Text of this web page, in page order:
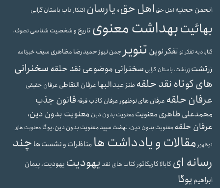
انجمن حجتیه اهل حق اهل حق، یارسان اکنکارباب باستان گرایی
بهائیتبهداشت معنوی تاریخ و شخصیت شناسی تصوف،
گنابادیه تفکر نوتفکر نوین تنویر جمن نیوزحمیدرضا مظاهری سیف خبرنامه
زرتشت زرتشت، باستان گرایی سخنرانی موضوعی نقد حلقهسخنرانی
های کوتاه نقد حلقه طنزعبدالبهاعرفان التقاطی عرفان حقیقی
عرفان حلقه عرفان های نوظهورعرفان کاذب فرقه قانون جذب
محمدعلی طاهریمعنویتمعنویت بدون دین معنویت بدون دین،
عرفان حلقهمعنویت بدون دین، نهضت سپیدمعنویت بدون دین، یوگا معنویت های
نوظهور مقالات و یادداشت ها مناظرات و نشست ها چند
رسانه ای کابالاکاریکاتور کتاب های نقد یهودیت یهودیت، پیمان
ابراهیم یوگا